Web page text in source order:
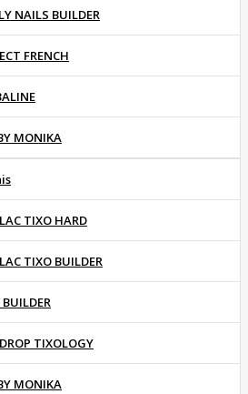
NAILS BUILDER
FRENCH
MONIKA
TIXO HARD
TIXO BUILDER
TIXOLOGY
MONIKA